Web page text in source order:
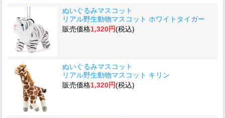
ぬいぐるみマスコット
リアル野生動物マスコット ホワイトタイガー
販売価格1,320円(税込)
ぬいぐるみマスコット
リアル野生動物マスコット キリン
販売価格1,320円(税込)